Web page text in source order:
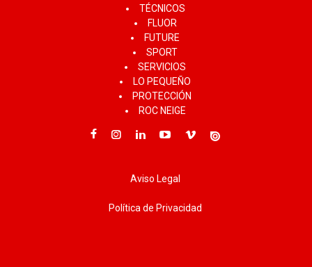
TÉCNICOS
FLUOR
FUTURE
SPORT
SERVICIOS
LO PEQUEÑO
PROTECCIÓN
ROC NEIGE
Aviso Legal
Política de Privacidad